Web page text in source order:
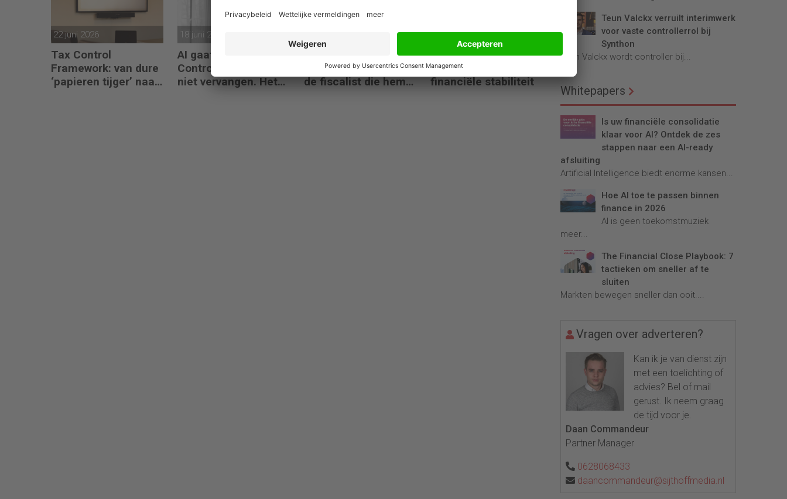
22 juni 2026
Tax Control
Framework: van dure
‘papieren tijger’ naar
18 juni 2026
AI gaat het Tax
Control Framework
niet vervangen. Het
De fiscalist die zijn
tijdwinst opslokt en
de fiscalist die hem
02 juni 2026
Onderzoek: extreem
weer beschadigt de
financiële stabiliteit
Teun Valckx verruilt interimwerk
voor vaste controllerrol bij
Synthon
Teun Valckx wordt controller bij...
Whitepapers
Is uw financiële consolidatie
klaar voor AI? Ontdek de zes
stappen naar een AI-ready
afsluiting
Artificial Intelligence biedt enorme kansen...
Hoe AI toe te passen binnen
finance in 2026
AI is geen toekomstmuziek
meer...
The Financial Close Playbook: 7
tactieken om sneller af te
sluiten
Markten bewegen sneller dan ooit....
Vragen over adverteren?
Kan ik je van dienst zijn
met een toelichting of
advies? Bel of mail
gerust. Ik neem graag
de tijd voor je.
Daan Commandeur
Partner Manager
0628068433
daancommandeur@sijthoffmedia.nl